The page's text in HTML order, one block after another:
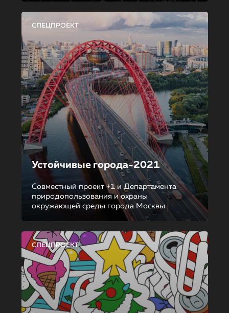
СПЕЦПРОЕКТ
Устойчивые города-2021
Совместный проект +1 и Департамента
природопользования и охраны
окружающей среды города Москвы
СПЕЦПРОЕКТ